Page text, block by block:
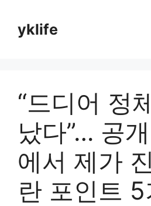
contentyklife
“드디어 정
났다”… 공
에서 제가
란 포인트 5